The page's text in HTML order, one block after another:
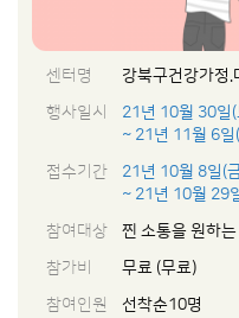
센터명
강북구건강가정.
행사일시
21년 10월 30일
~ 21년 11월 6
접수기간
21년 10월 8일(
~ 21년 10월 29
참여대상
찐 소통을 원하
참가비
무료 (무료)
참여인원
선착순10명